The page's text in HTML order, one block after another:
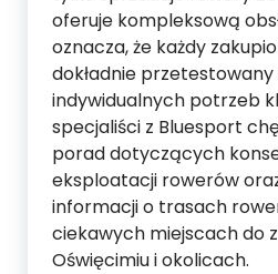
oferuje kompleksową
oznacza, że każdy
dokładnie
indywidualnych potrzeb
specjaliści z Bluesport
porad dotyczących
eksploatacji rowerów
informacji o trasach
ciekawych miejscach do
Oświęcimiu i okolicach.